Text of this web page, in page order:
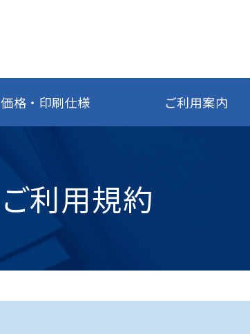
価格・印刷仕様 ご利用案内
ご利用規約